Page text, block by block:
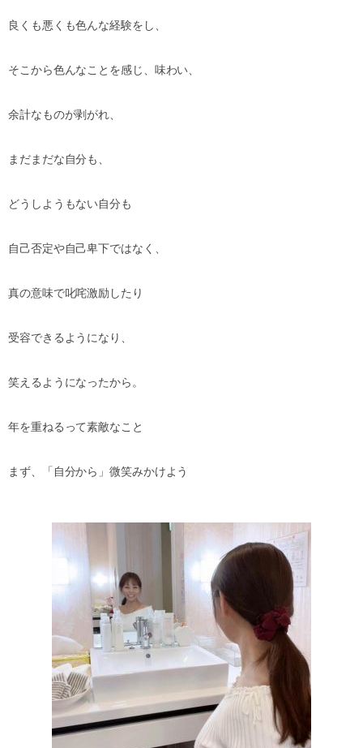
良くも悪くも色んな経験をし、
そこから色んなことを感じ、味わい、
余計なものが剥がれ、
まだまだな自分も、
どうしようもない自分も
自己否定や自己卑下ではなく、
真の意味で叱咤激励したり
受容できるようになり、
笑えるようになったから。
年を重ねるって素敵なこと
まず、「自分から」微笑みかけよう